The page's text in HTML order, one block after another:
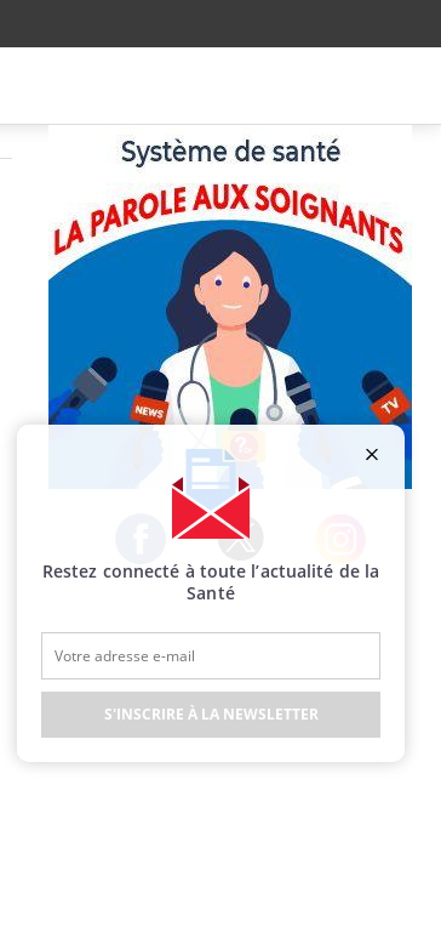
Facebook Twitter Instagram
Restez connecté à toute l’actualité de la
Santé
S'INSCRIRE À LA NEWSLETTER